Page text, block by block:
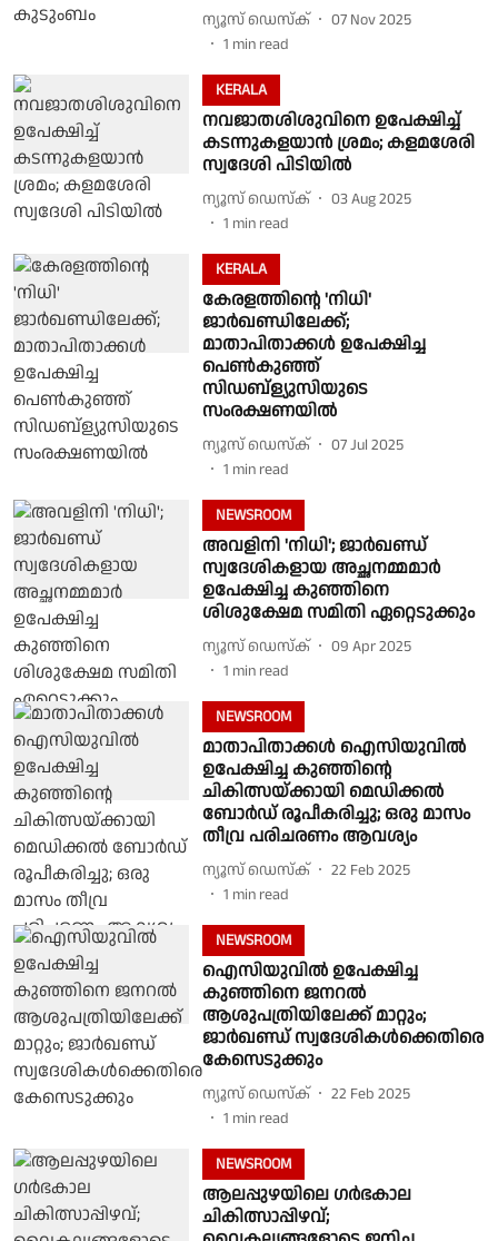
ന്യൂസ് ഡെസ്ക്
07 Nov 2025
1 min read
KERALA
നവജാതശിശുവിനെ ഉപേക്ഷിച്ച്
കടന്നുകളയാൻ ശ്രമം; കളമശേരി
സ്വദേശി പിടിയിൽ
ന്യൂസ് ഡെസ്ക്
03 Aug 2025
1 min read
KERALA
കേരളത്തിൻ്റെ 'നിധി'
ജാർഖണ്ഡിലേക്ക്;
മാതാപിതാക്കൾ ഉപേക്ഷിച്ച
പെൺകുഞ്ഞ്
സിഡബ്ള്യുസിയുടെ
സംരക്ഷണയിൽ
ന്യൂസ് ഡെസ്ക്
07 Jul 2025
1 min read
NEWSROOM
അവളിനി 'നിധി'; ജാർഖണ്ഡ്
സ്വദേശികളായ അച്ഛനമ്മമാർ
ഉപേക്ഷിച്ച കുഞ്ഞിനെ
ശിശുക്ഷേമ സമിതി ഏറ്റെടുക്കും
ന്യൂസ് ഡെസ്ക്
09 Apr 2025
1 min read
NEWSROOM
മാതാപിതാക്കള്‍ ഐസിയുവില്‍
ഉപേക്ഷിച്ച കുഞ്ഞിന്റെ
ചികിത്സയ്ക്കായി മെഡിക്കല്‍
ബോര്‍ഡ് രൂപീകരിച്ചു; ഒരു മാസം
തീവ്ര പരിചരണം ആവശ്യം
ന്യൂസ് ഡെസ്ക്
22 Feb 2025
1 min read
NEWSROOM
ഐസിയുവില്‍ ഉപേക്ഷിച്ച
കുഞ്ഞിനെ ജനറല്‍
ആശുപത്രിയിലേക്ക് മാറ്റും;
ജാര്‍ഖണ്ഡ് സ്വദേശികള്‍ക്കെതിരെ
കേസെടുക്കും
ന്യൂസ് ഡെസ്ക്
22 Feb 2025
1 min read
NEWSROOM
ആലപ്പുഴയിലെ ഗർഭകാല
ചികിത്സാപ്പിഴവ്;